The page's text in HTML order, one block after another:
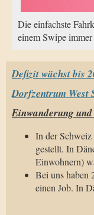
Die einfachste
einem Swipe
Defizit wächst bis
Dorfzentrum West
Einwanderung und
In der Schweiz
gestellt. In
Einwohnern)
Bei uns haben
einen Job. In